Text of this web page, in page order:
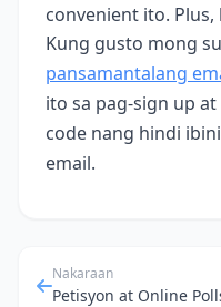
convenient ito. Plus,
Kung gusto mong
pansamantalang
ito sa pag‑sign up
code nang hindi
email.
Nakaraan